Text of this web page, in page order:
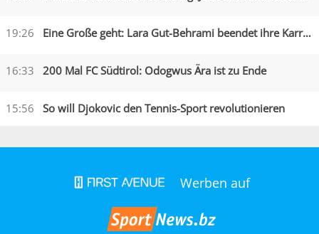
19:26 Eine Große geht: Lara Gut-Behrami beendet ihre Karriere
16:33 200 Mal FC Südtirol: Odogwus Ära ist zu Ende
15:56 So will Djokovic den Tennis-Sport revolutionieren
Werben auf